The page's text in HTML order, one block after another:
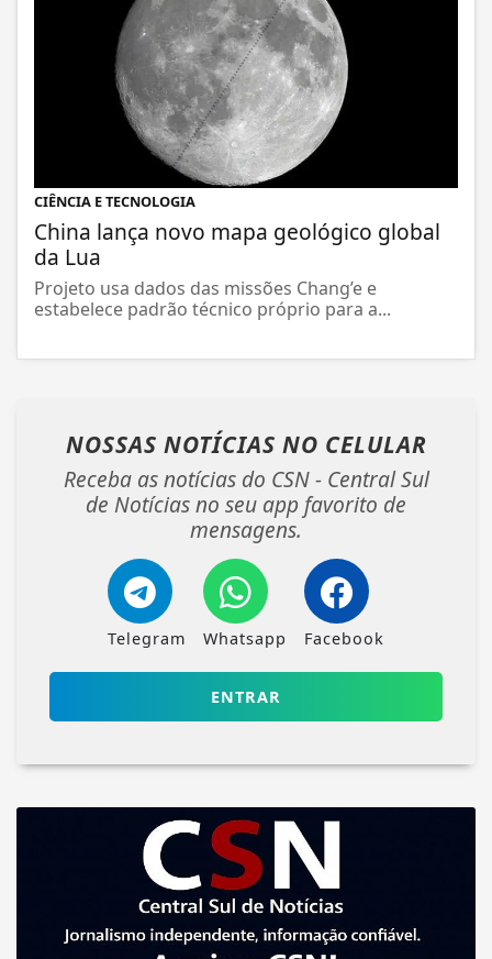
CIÊNCIA E TECNOLOGIA
China lança novo mapa geológico global
da Lua
Projeto usa dados das missões Chang’e e
estabelece padrão técnico próprio para a...
NOSSAS NOTÍCIAS NO CELULAR
Receba as notícias do CSN - Central Sul
de Notícias no seu app favorito de
mensagens.
Telegram Whatsapp Facebook
ENTRAR